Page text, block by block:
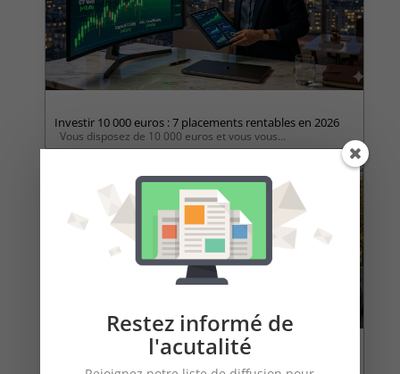
Investir 10 000 euros : 7 placements rentables en 2026
Vous disposez de 10 000 euros et vous vous...
Restez informé de
l'acutalité